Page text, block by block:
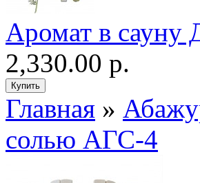
Аромат в сауну
2,330.00 р.
Главная »
солью АГС-4